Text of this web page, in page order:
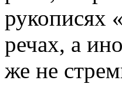
рукописях
речах, а
же не